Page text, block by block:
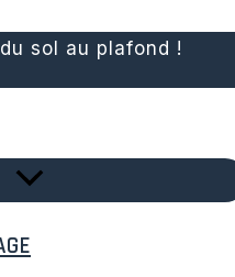
sol au plafond !